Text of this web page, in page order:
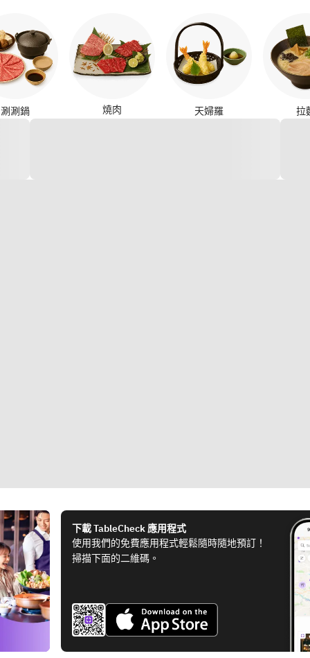
涮涮鍋 燒肉 天婦羅 拉
下載 TableCheck 應用程式
使用我們的免費應用程式輕鬆隨時隨地預訂！
掃描下面的二維碼。